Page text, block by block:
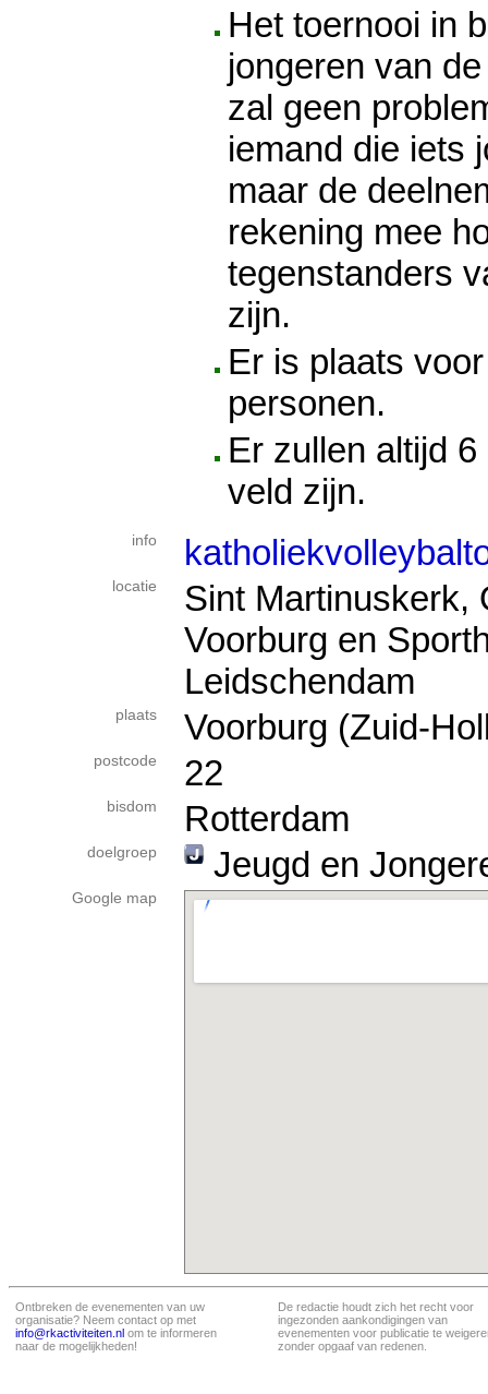
Het toernooi in
jongeren van
zal geen
iemand die iets
maar de
rekening mee
tegenstanders
zijn.
Er is plaats
personen.
Er zullen altijd
veld zijn.
info
locatie
Sint Martinuskerk,
Voorburg en
Leidschendam
plaats Voorburg (Zuid-
postcode 22
bisdom Rotterdam
doelgroep Jeugd en
Google map
Ontbreken de evenementen van uw
organisatie? Neem contact op met
info@rkactiviteiten.nl om te informeren
naar de mogelijkheden!
De redactie houdt zich het recht voor
ingezonden aankondigingen van
evenementen voor publicatie te
zonder opgaaf van redenen.